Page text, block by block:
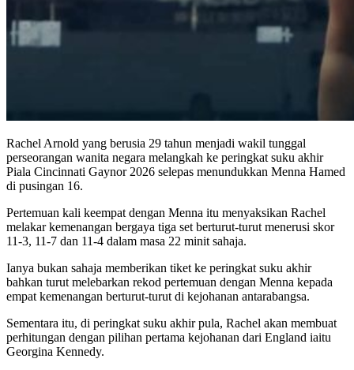
Rachel Arnold yang berusia 29 tahun menjadi wakil tunggal
perseorangan wanita negara melangkah ke peringkat suku akhir
Piala Cincinnati Gaynor 2026 selepas menundukkan Menna Hamed
di pusingan 16.
Pertemuan kali keempat dengan Menna itu menyaksikan Rachel
melakar kemenangan bergaya tiga set berturut-turut menerusi skor
11-3, 11-7 dan 11-4 dalam masa 22 minit sahaja.
Ianya bukan sahaja memberikan tiket ke peringkat suku akhir
bahkan turut melebarkan rekod pertemuan dengan Menna kepada
empat kemenangan berturut-turut di kejohanan antarabangsa.
Sementara itu, di peringkat suku akhir pula, Rachel akan membuat
perhitungan dengan pilihan pertama kejohanan dari England iaitu
Georgina Kennedy.